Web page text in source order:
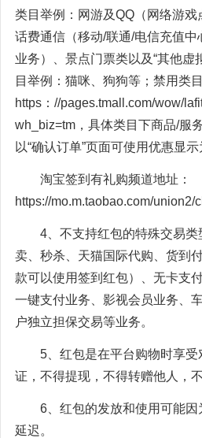
类目举例：网游及QQ（网络游戏
话费通信（移动/联通/电信充值中
业务）、景点门票类以及“其他虚
目举例：猫咪、狗狗等；禁用类
https：//pages.tmall.com/wow/
wh_biz=tm，具体类目下商品/服
以“确认订单”页面可使用优惠显示
淘宝签到有礼购频道地址：
https://mo.m.taobao.com/union2/
4、不支持红包的特殊交易
卖、秒杀、天猫国际代购、货到
款可以使用签到红包）、无卡支
一键支付业务、影视会员业务、
户独立担保交易等业务。
5、红包是在平台购物时享
证，不得提现，不得转赠他人，
6、红包的发放和使用可能
延迟。